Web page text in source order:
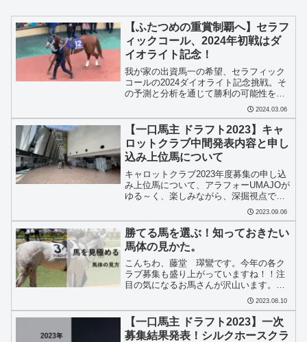
【ふたつめの重賞制覇へ】セラフ
ィックコール、2024年初戦はダ
イオライト記念！
我が家の出資馬一の希望、セラフィック
コールの2024ダイオライト記念挑戦。そ
の予測と分析を通じて勝利の可能性を探
2024.03.06
【一口馬主 ドラフト2023】キャ
ロットクラブ中間発表内容と申し
込み上位馬について
キャロットクラブ2023年度募集の申し込
み上位馬について、アラフォーUMAJOが
ゆる～く、楽しみながら、深掘視点で徹
底解明！キャロットクラブの募集につい
2023.09.06
勝てる馬を選ぶ！知っておきたい
馬体の見かた。
こんちわ、藤堂 璻鸞です。今年の各ク
ラブ募集も盛り上がっていますね！！注
目の気になるお馬さんが沢山います。数
多くのお馬さんの中から、これは！と思
う馬を選んでいく過程が一口馬主の醍醐
味ですよね。皆さんはどのように選んで
ますか？各クラブから募集...
2023.08.10
【一口馬主 ドラフト2023】一次
募集結果発表！シルクホースクラ